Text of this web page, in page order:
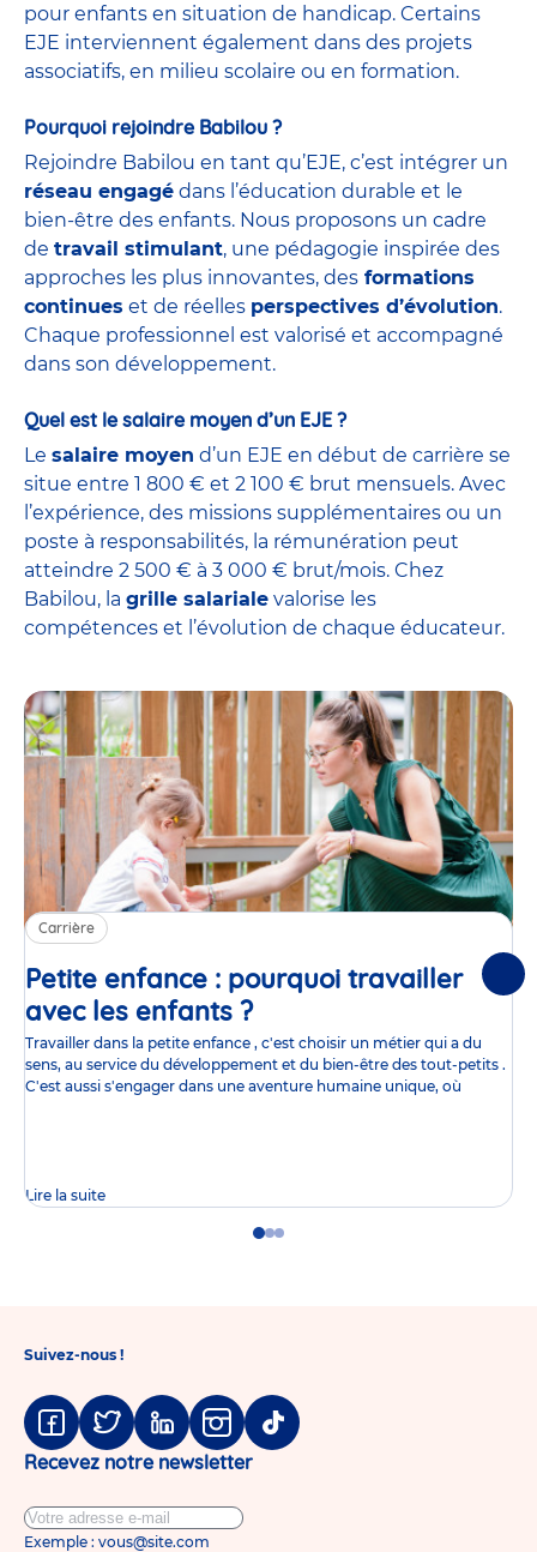
pour enfants en situation de handicap. Certains
EJE interviennent également dans des projets
associatifs, en milieu scolaire ou en formation.
Pourquoi rejoindre Babilou ?
Rejoindre Babilou en tant qu’EJE, c’est intégrer un
réseau engagé dans l’éducation durable et le
bien-être des enfants. Nous proposons un cadre
de travail stimulant, une pédagogie inspirée des
approches les plus innovantes, des formations
continues et de réelles perspectives d’évolution.
Chaque professionnel est valorisé et accompagné
dans son développement.
Quel est le salaire moyen d’un EJE ?
Le salaire moyen d’un EJE en début de carrière se
situe entre 1 800 € et 2 100 € brut mensuels. Avec
l’expérience, des missions supplémentaires ou un
poste à responsabilités, la rémunération peut
atteindre 2 500 € à 3 000 € brut/mois. Chez
Babilou, la grille salariale valorise les
compétences et l’évolution de chaque éducateur.
Carrière
Petite enfance : pourquoi travailler
avec les enfants ?Article
Travailler dans la petite enfance , c'est choisir un métier qui a du
sens, au service du développement et du bien-être des tout-petits .
C'est aussi s'engager dans une aventure humaine unique, où
Lire la suite
GoGoGo
Suivez-nous !
Facebook
TwitterLinkedinInstagram
Tiktok
Recevez notre newsletter
Exemple : vous@site.com